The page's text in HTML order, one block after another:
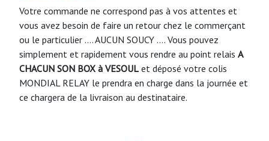
Votre commande ne correspond pas à vos attentes et
vous avez besoin de faire un retour chez le commerçant
ou le particulier …. AUCUN SOUCY …. Vous pouvez
simplement et rapidement vous rendre au point relais A
CHACUN SON BOX à VESOUL et déposé votre colis
MONDIAL RELAY le prendra en charge dans la journée et
ce chargera de la livraison au destinataire.